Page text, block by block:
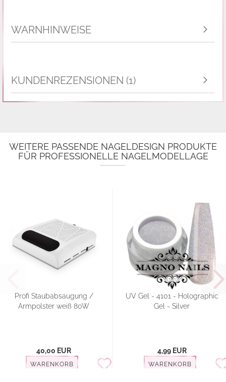
WARNHINWEISE
KUNDENREZENSIONEN (1)
WEITERE PASSENDE NAGELDESIGN PRODUKTE
FÜR PROFESSIONELLE NAGELMODELLAGE
Profi Staubabsaugung /
Armpolster weiß 80W
40,00 EUR
WARENKORB
UV Gel - 4101 - Holographic
Gel - Silver
4,99 EUR
WARENKORB